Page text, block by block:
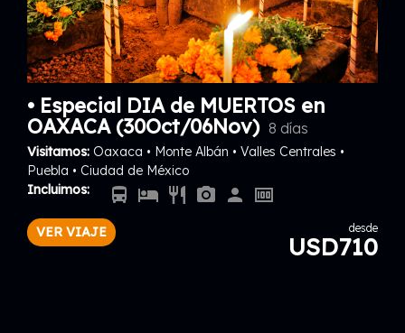
• Especial DIA de MUERTOS en
OAXACA (30Oct/06Nov) 8 días
Visitamos: Oaxaca • Monte Albán • Valles Centrales •
Puebla • Ciudad de México
Incluimos:
directions_bus hotel restaurant photo_camera person money
VER VIAJE desde
USD710